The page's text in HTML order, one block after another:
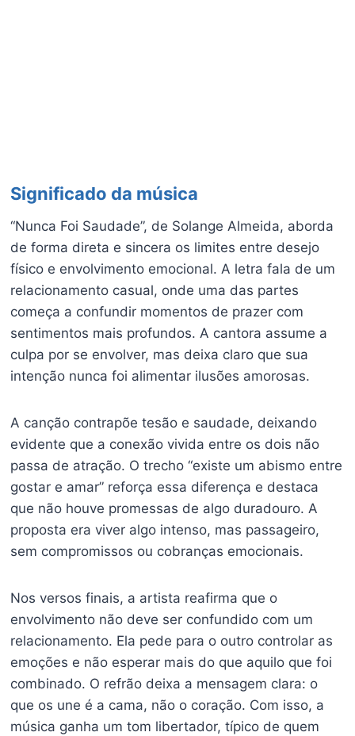
Significado da música
“Nunca Foi Saudade”, de Solange Almeida, aborda
de forma direta e sincera os limites entre desejo
físico e envolvimento emocional. A letra fala de um
relacionamento casual, onde uma das partes
começa a confundir momentos de prazer com
sentimentos mais profundos. A cantora assume a
culpa por se envolver, mas deixa claro que sua
intenção nunca foi alimentar ilusões amorosas.
A canção contrapõe tesão e saudade, deixando
evidente que a conexão vivida entre os dois não
passa de atração. O trecho “existe um abismo entre
gostar e amar” reforça essa diferença e destaca
que não houve promessas de algo duradouro. A
proposta era viver algo intenso, mas passageiro,
sem compromissos ou cobranças emocionais.
Nos versos finais, a artista reafirma que o
envolvimento não deve ser confundido com um
relacionamento. Ela pede para o outro controlar as
emoções e não esperar mais do que aquilo que foi
combinado. O refrão deixa a mensagem clara: o
que os une é a cama, não o coração. Com isso, a
música ganha um tom libertador, típico de quem